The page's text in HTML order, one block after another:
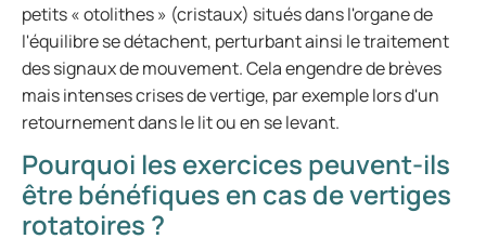
petits « otolithes » (cristaux) situés dans l'organe de
l'équilibre se détachent, perturbant ainsi le traitement
des signaux de mouvement. Cela engendre de brèves
mais intenses crises de vertige, par exemple lors d'un
retournement dans le lit ou en se levant.
Pourquoi les exercices peuvent-ils
être bénéfiques en cas de vertiges
rotatoires ?